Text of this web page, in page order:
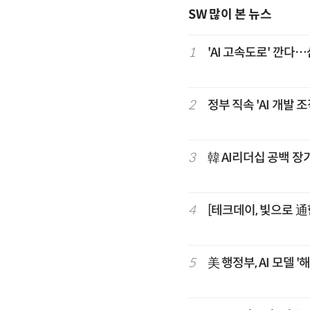
SW 많이 본 뉴스
1 'AI 고속도로' 깐다…
2 정부 직속 'AI 개발
3 韓 AI리더십 공백
4 [테크데이, 빛으로
5 美 행정부, AI 모델 '